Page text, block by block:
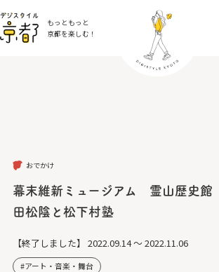
もっともっと
京都を楽しむ！
おでかけ
幕末維新ミュージアム 霊山歴史
田松陰と松下村塾
【終了しました】 2022.09.14 ～ 2022.11.06
アート・音楽・舞台